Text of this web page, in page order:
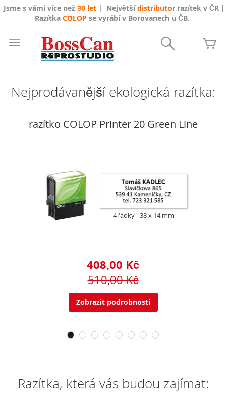
Jsme s vámi více než 30 let| Největšídistributorrazítek v ČR |
Razítka COLOP se vyrábí v Borovanech u ČB.
na
obsah
Nejprodávanější ekologická razítka:
razítko COLOP Printer 20 Green Line
4 řádky 38 x 14 mm
408,00 Kč
510,00 Kč
Zobrazit podrobnosti
Razítka, která vás budou zajímat: